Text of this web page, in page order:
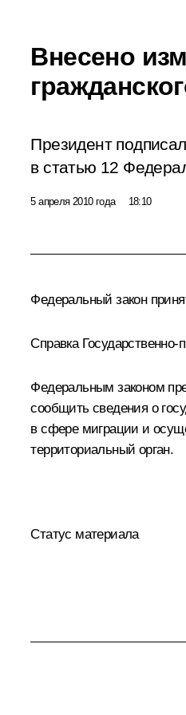
Внесено
Президент
в статью 12
5 апреля 2010 года 18:10
Федеральный закон
Справка Государственно-
Федеральным законом
сообщить сведения о
в сфере миграции и
территориальный орган.
Статус материала